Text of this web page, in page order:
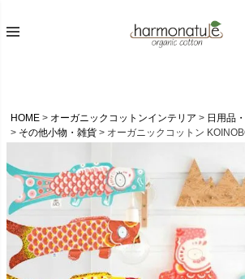
HOME オーガニックコットンインテリア
日用品
その他小物・雑貨
オーガニックコットン